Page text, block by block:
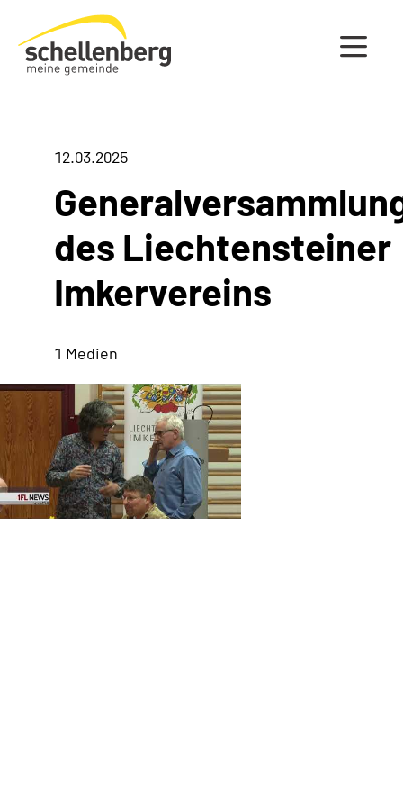
Gemeinde Schellenberg Startseite
12.03.2025
des Liechtensteiner
Imkervereins
1 Medien